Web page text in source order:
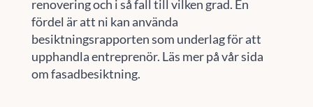
renovering och i så fall till vilken grad. En
fördel är att ni kan använda
besiktningsrapporten som underlag för att
upphandla entreprenör. Läs mer på vår sida
om fasadbesiktning.